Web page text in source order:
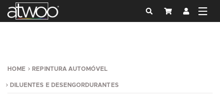
HOME REPINTURA AUTOMÓVEL
DILUENTES E DESENGORDURANTES